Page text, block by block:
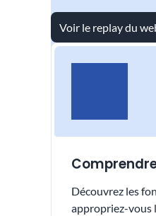
Voir le replay du
Comprendre
Découvrez les
appropriez-vous